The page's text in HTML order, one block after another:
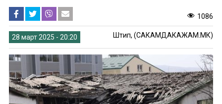
1086
28 март 2025 - 20:20 Штип, (САКАМДАКАЖАМ.МК)